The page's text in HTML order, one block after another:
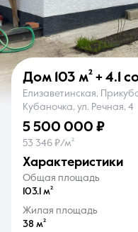
О компании
8
Дом 103 м² + 4.1
Елизаветинская,
Кубаночка, ул. Речная, 4
5 500 000 ₽
53 346 ₽/м²
характеристики
Общая площадь
103.1 м²
Жилая площадь
38 м²